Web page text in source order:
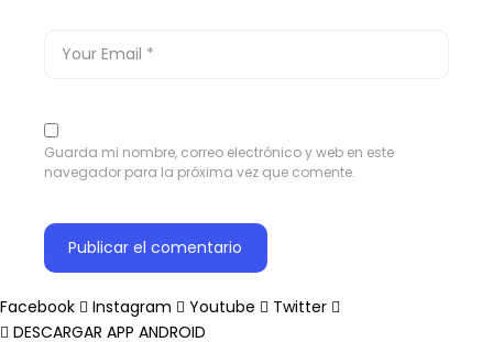
Guarda mi nombre, correo electrónico y web en este
navegador para la próxima vez que comente.
Facebook Instagram Youtube
Twitter
DESCARGAR APP ANDROID